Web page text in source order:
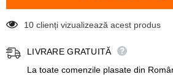
2 clienți vizualizează acest produs
LIVRARE GRATUITĂ
La toate comenzile plasate din